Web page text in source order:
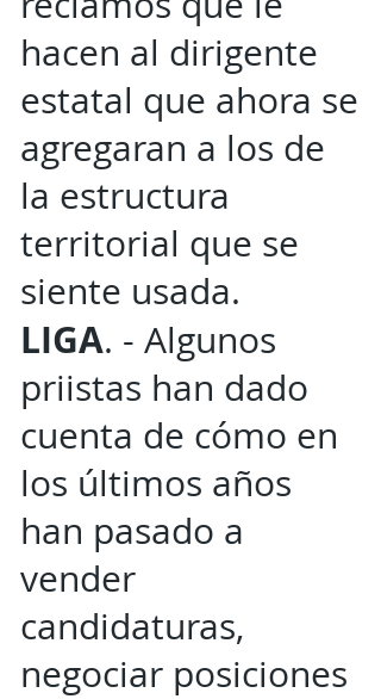
hacen al dirigente
estatal que ahora se
agregaran a los de
la estructura
territorial que se
siente usada.
LIGA. - Algunos
priistas han dado
cuenta de cómo en
los últimos años
han pasado a
vender
candidaturas,
negociar posiciones